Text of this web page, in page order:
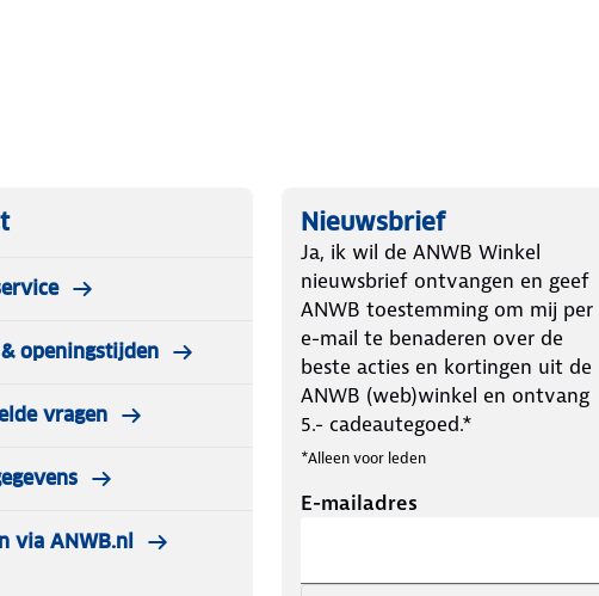
of bezoek een
openingstijden
vragen
via ANWB.nl
Nieuwsbrief
Ja, ik wil de ANWB Winkel
nieuwsbrief ontvangen en geef
ANWB toestemming om mij per
e-mail te benaderen over de
beste acties en kortingen uit de
ANWB (web)winkel en ontvang
5.- cadeautegoed.*
*Alleen voor leden
E-mailadres